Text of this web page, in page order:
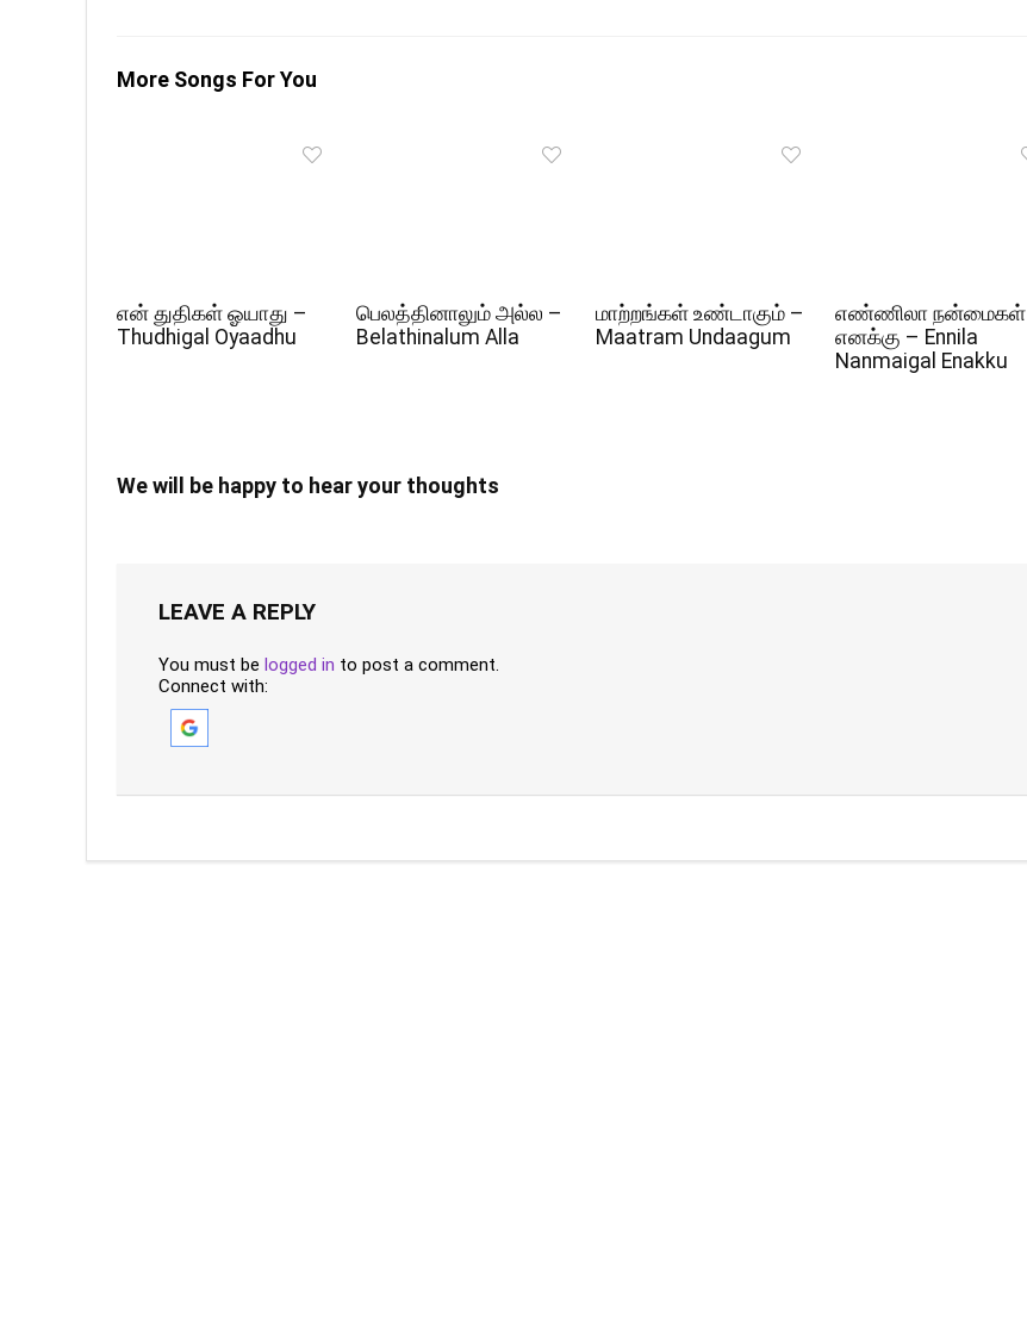
More Songs For You
என் துதிகள் ஓயாது –
Thudhigal Oyaadhu
பெலத்தினாலும் அல்ல –
Belathinalum Alla
மாற்றங்கள் உண்டாகும் –
Maatram Undaagum
எண்ணிலா நன்மைகள்
எனக்கு – Ennila
Nanmaigal Enakku
We will be happy to hear your thoughts
LEAVE A REPLY
You must be logged in to post a comment.
Connect with: